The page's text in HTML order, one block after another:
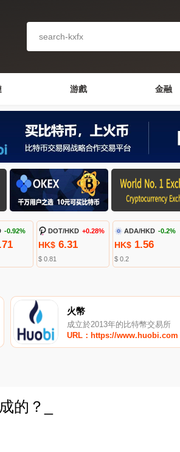
游戲 金融
-0.92% DOT/HKD +0.28%
HK$6.31
$ 0.81
ADA/HKD -0.2%
HK$1.56
$ 0.2
火幣
成立於2013年的比特幣交易所
URL：https://www.huobi.com
的？_